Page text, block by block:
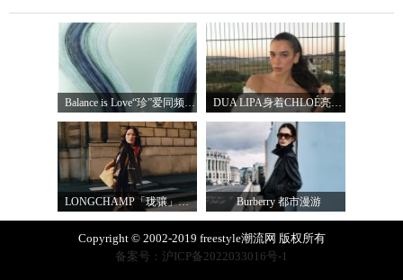
Balance is Love“珍”爱同频 耀启七夕 TASA DUA LIPA身着CHLOÉ亮相 2026 SUNNY HILL 音乐节
LONGCHAMP「珑骧」全新LE CADENCE 系列 奏响法 Burberry 都市漫游
Copyright © 2002-2019 freestyle潮流网 版权所有
备案号：沪ICP备2022033016号-1